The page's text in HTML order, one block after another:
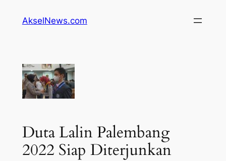
AkselNews.com
Duta Lalin Palembang
2022 Siap Diterjunkan